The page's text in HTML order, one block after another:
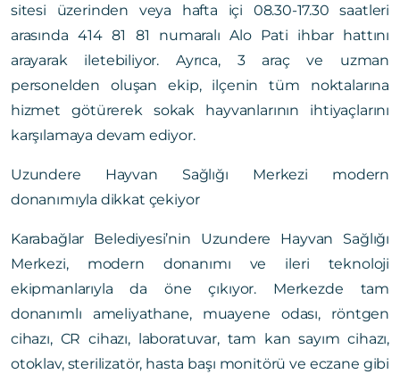
sitesi üzerinden veya hafta içi 08.30-17.30 saatleri
arasında 414 81 81 numaralı Alo Pati ihbar hattını
arayarak iletebiliyor. Ayrıca, 3 araç ve uzman
personelden oluşan ekip, ilçenin tüm noktalarına
hizmet götürerek sokak hayvanlarının ihtiyaçlarını
karşılamaya devam ediyor.
Uzundere Hayvan Sağlığı Merkezi modern
donanımıyla dikkat çekiyor
Karabağlar Belediyesi’nin Uzundere Hayvan Sağlığı
Merkezi, modern donanımı ve ileri teknoloji
ekipmanlarıyla da öne çıkıyor. Merkezde tam
donanımlı ameliyathane, muayene odası, röntgen
cihazı, CR cihazı, laboratuvar, tam kan sayım cihazı,
otoklav, sterilizatör, hasta başı monitörü ve eczane gibi